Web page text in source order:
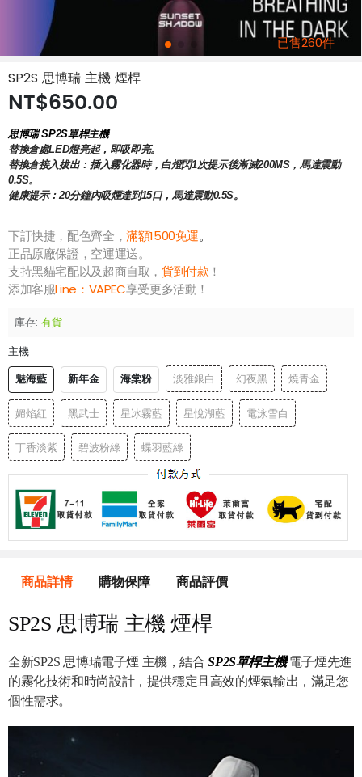
已售260件
SP2S 思博瑞 主機 煙桿
NT$650.00
思博瑞 SP2S單桿主機
替換倉處LED燈亮起，即吸即亮。
替換倉接入拔出：插入霧化器時，白燈閃1次提示後漸滅200MS，馬達震動
0.5S。
健康提示：20分鐘內吸煙達到15口，馬達震動0.5S。
下訂快捷，配色齊全，滿額1500免運。
正品原廠保證，空運運送。
支持黑貓宅配以及超商自取，貨到付款 ！
添加客服Line： VAPEC享受更多活動！
庫存: 有貨
主機
魅海藍 新年金 海棠粉 淡雅銀白 幻夜黑 燒青金
媚焰紅 黑武士 星冰霧藍 星悅湖藍 電泳雪白
丁香淡紫 碧波粉綠 蝶羽藍綠
商品詳情 購物保障 商品評價
SP2S 思博瑞 主機 煙桿
全新SP2S 思博瑞電子煙 主機，結合SP2S單桿主機電子煙先進
的霧化技術和時尚設計，提供穩定且高效的煙氣輸出，滿足您
個性需求。